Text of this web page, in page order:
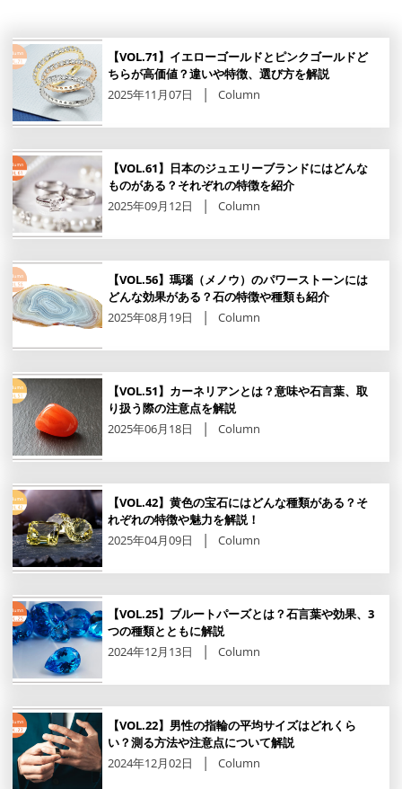
【VOL.71】イエローゴールドとピンクゴールドど
ちらが高価値？違いや特徴、選び方を解説
2025年11月07日
Column
【VOL.61】日本のジュエリーブランドにはどんな
ものがある？それぞれの特徴を紹介
2025年09月12日
Column
【VOL.56】瑪瑙（メノウ）のパワーストーンには
どんな効果がある？石の特徴や種類も紹介
2025年08月19日
Column
【VOL.51】カーネリアンとは？意味や石言葉、取
り扱う際の注意点を解説
2025年06月18日
Column
【VOL.42】黄色の宝石にはどんな種類がある？そ
れぞれの特徴や魅力を解説！
2025年04月09日
Column
【VOL.25】ブルートパーズとは？石言葉や効果、3
つの種類とともに解説
2024年12月13日
Column
【VOL.22】男性の指輪の平均サイズはどれくら
い？測る方法や注意点について解説
2024年12月02日
Column